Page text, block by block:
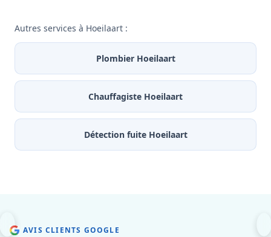
Autres services à Hoeilaart :
Plombier Hoeilaart
Chauffagiste Hoeilaart
Détection fuite Hoeilaart
AVIS CLIENTS GOOGLE